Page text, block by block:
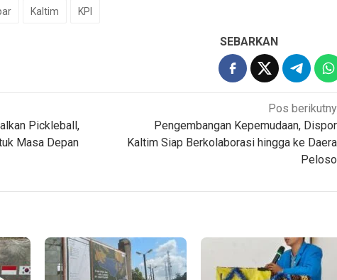
Kaltim KPI
SEBARKAN
Pickleball,
Masa Depan
Pos
Pengembangan Kepemudaan,
Kaltim Siap Berkolaborasi hingga ke